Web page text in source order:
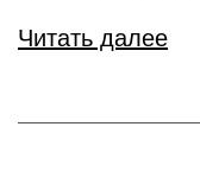
Читать далее